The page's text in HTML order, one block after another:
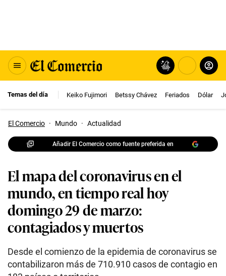
Temas del día Keiko Fujimori Betssy Chávez Feriados Dólar
El Comercio · Mundo · Actualidad
Añadir El Comercio como fuente preferida en
El mapa del coronavirus en el
mundo, en tiempo real hoy
domingo 29 de marzo:
contagiados y muertos
Desde el comienzo de la epidemia de coronavirus se
contabilizaron más de 710.910 casos de contagio en